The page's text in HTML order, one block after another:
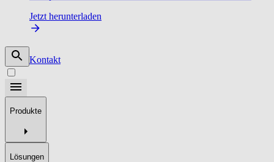
Jetzt herunterladen
Kontakt
Produkte
Lösungen